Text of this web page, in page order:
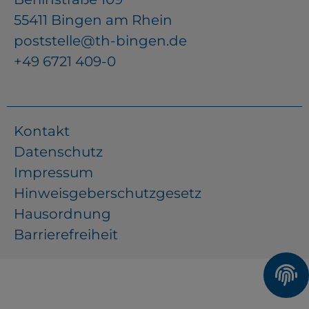
55411 Bingen am Rhein
poststelle@th-bingen.de
+49 6721 409-0
Kontakt
Datenschutz
Impressum
Hinweisgeberschutzgesetz
Hausordnung
Barrierefreiheit
YouTube
ChatBot